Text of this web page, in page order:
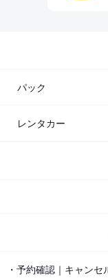
パック
レンタカー
・予約確認｜キャンセ